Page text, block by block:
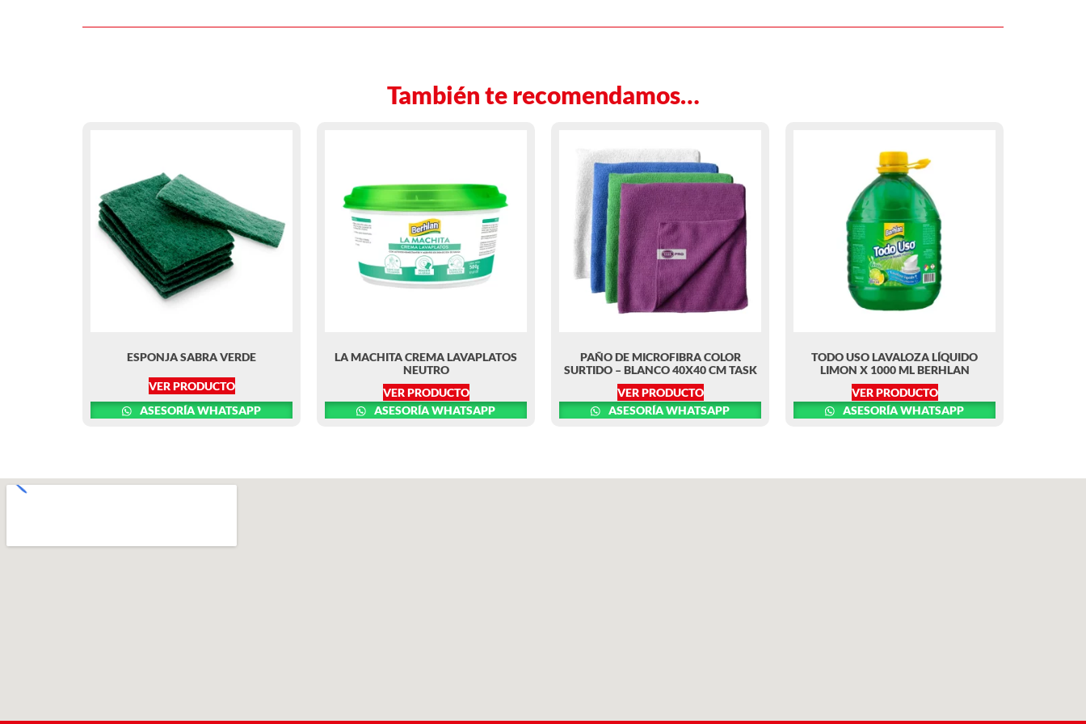
También te recomendamos…
ESPONJA SABRA VERDE
VER PRODUCTO
ASESORÍA WHATSAPP
LA MACHITA CREMA LAVAPLATOS
NEUTRO
VER PRODUCTO
ASESORÍA WHATSAPP
PAÑO DE MICROFIBRA COLOR
SURTIDO – BLANCO 40X40 CM TASK
VER PRODUCTO
ASESORÍA WHATSAPP
TODO USO LAVALOZA LÍQUIDO
LIMON X 1000 ML BERHLAN
VER PRODUCTO
ASESORÍA WHATSAPP